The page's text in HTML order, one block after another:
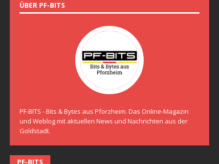
ÜBER PF-BITS
PF-BITS - Bits & Bytes aus Pforzheim. Das Online-Magazin
und Weblog mit aktuellen News und Nachrichten aus der
Goldstadt.
PF-BITS